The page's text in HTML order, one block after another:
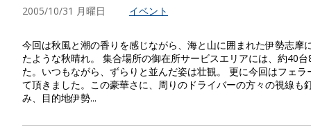
2005/10/31 月曜日 イベント
今回は秋風と潮の香りを感じながら、海と山に囲まれた伊勢志摩
たような秋晴れ。 集合場所の御在所サービスエリアには、約40
た。いつもながら、ずらりと並んだ姿は壮観。 更に今回はフェ
て頂きました。この豪華さに、周りのドライバーの方々の視線も
み、目的地伊勢...